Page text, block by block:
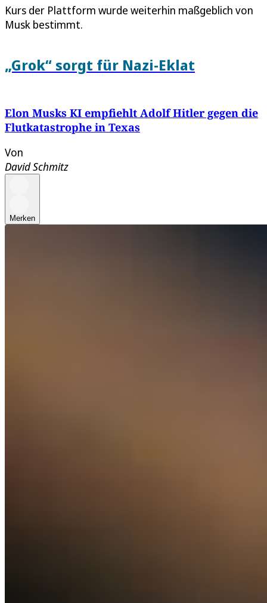
Kurs der Plattform wurde weiterhin maßgeblich von
Musk bestimmt.
„Grok“ sorgt für Nazi-Eklat
Elon Musks KI empfiehlt Adolf Hitler gegen die
Flutkatastrophe in Texas
Von
David Schmitz
Merken